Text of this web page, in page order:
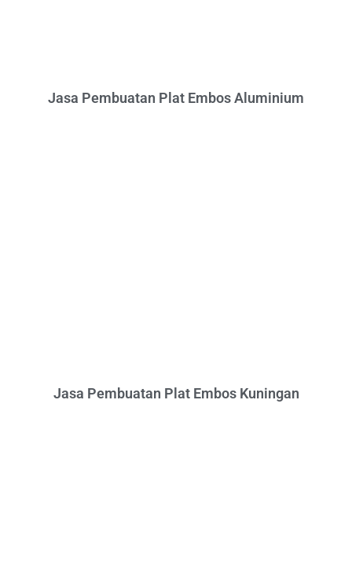
Jasa Pembuatan Plat Embos Aluminium
Jasa Pembuatan Plat Embos Kuningan